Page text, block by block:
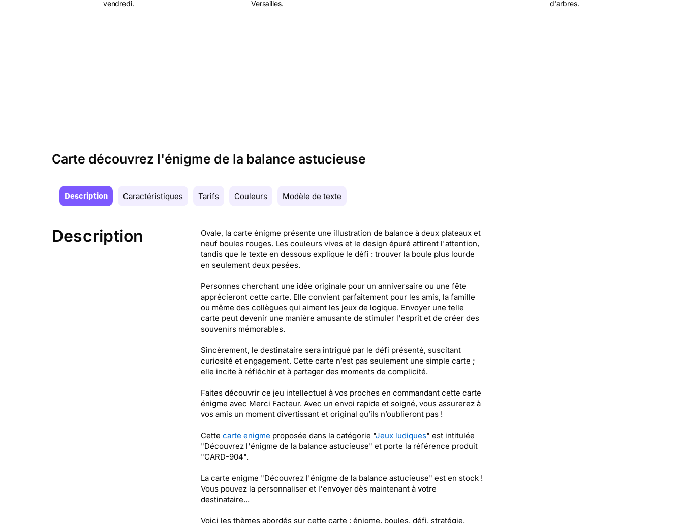
vendredi.
Versailles.
d'arbres.
Carte découvrez l'énigme de la balance astucieuse
Description Caractéristiques Tarifs Couleurs Modèle de texte
Description
Ovale, la carte énigme présente une illustration de balance à deux plateaux et
neuf boules rouges. Les couleurs vives et le design épuré attirent l'attention,
tandis que le texte en dessous explique le défi : trouver la boule plus lourde
en seulement deux pesées.
Personnes cherchant une idée originale pour un anniversaire ou une fête
apprécieront cette carte. Elle convient parfaitement pour les amis, la famille
ou même des collègues qui aiment les jeux de logique. Envoyer une telle
carte peut devenir une manière amusante de stimuler l'esprit et de créer des
souvenirs mémorables.
Sincèrement, le destinataire sera intrigué par le défi présenté, suscitant
curiosité et engagement. Cette carte n’est pas seulement une simple carte ;
elle incite à réfléchir et à partager des moments de complicité.
Faites découvrir ce jeu intellectuel à vos proches en commandant cette carte
énigme avec Merci Facteur. Avec un envoi rapide et soigné, vous assurerez à
vos amis un moment divertissant et original qu’ils n’oublieront pas !
Cette carte enigme proposée dans la catégorie "Jeux ludiques" est intitulée
"Découvrez l'énigme de la balance astucieuse" et porte la référence produit
"CARD-904".
La carte enigme "Découvrez l'énigme de la balance astucieuse" est en stock !
Vous pouvez la personnaliser et l'envoyer dès maintenant à votre
destinataire...
Voici les thèmes abordés sur cette carte : énigme, boules, défi, stratégie,